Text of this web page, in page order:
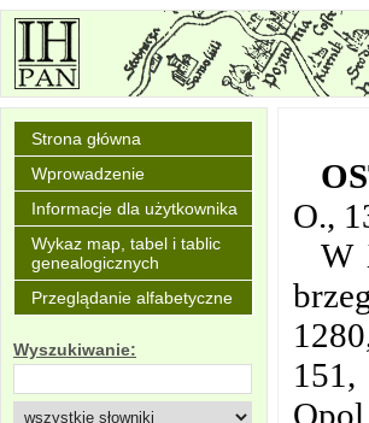
Strona główna
Wprowadzenie
Informacje dla użytkownika
Wykaz map, tabel i tablic
genealogicznych
Przeglądanie alfabetyczne
Wyszukiwanie:
O.,
W
151,